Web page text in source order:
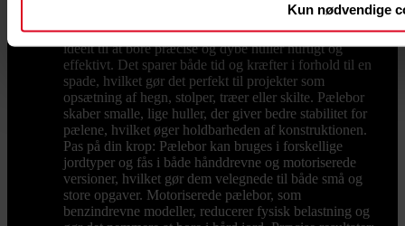
Kun nødvendige
kræver at få gravet præcise huller ud. Her er nogle af
de største fordele: Spar tid og kræfter: Et pælebor er
ideelt til at bore præcise og dybe huller hurtigt og
effektivt. Det sparer både tid og kræfter i forhold til en
spade, hvilket gør det perfekt til projekter som
opsætning af hegn, stolper, træer eller skilte. Pælebor
skaber smalle, lige huller, der giver bedre stabilitet for
pælene, hvilket øger holdbarheden af konstruktionen.
Pas på din krop: Pælebor kan bruges i forskellige
jordtyper og fås i både hånddrevne og motoriserede
versioner, hvilket gør dem velegnede til både små og
store opgaver. Motoriserede pælebor, som
benzindrevne modeller, reducerer fysisk belastning og